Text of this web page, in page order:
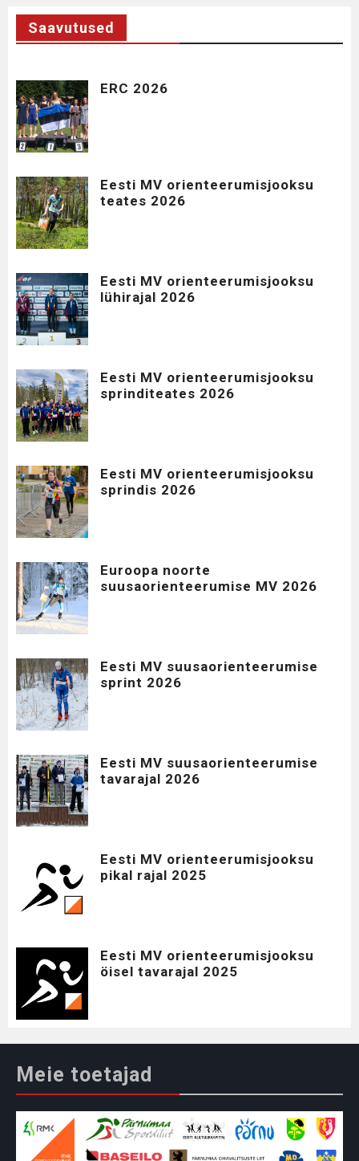
Saavutused
ERC 2026
Eesti MV orienteerumisjooksu
teates 2026
Eesti MV orienteerumisjooksu
lühirajal 2026
Eesti MV orienteerumisjooksu
sprinditeates 2026
Eesti MV orienteerumisjooksu
sprindis 2026
Euroopa noorte
suusaorienteerumise MV 2026
Eesti MV suusaorienteerumise
sprint 2026
Eesti MV suusaorienteerumise
tavarajal 2026
Eesti MV orienteerumisjooksu
pikal rajal 2025
Eesti MV orienteerumisjooksu
öisel tavarajal 2025
Meie toetajad